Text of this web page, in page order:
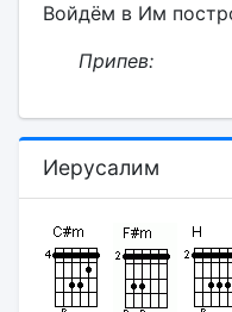
Войдём в Им
Припев:
Иерусалим